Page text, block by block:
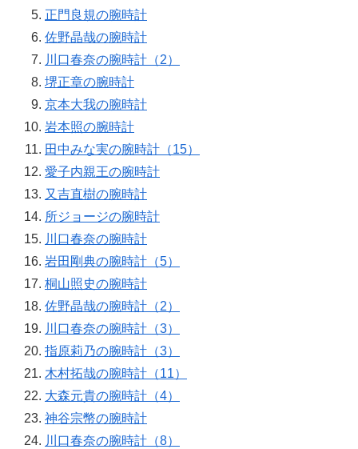
正門良規の腕時計
佐野晶哉の腕時計
川口春奈の腕時計（2）
堺正章の腕時計
京本大我の腕時計
岩本照の腕時計
田中みな実の腕時計（15）
愛子内親王の腕時計
又吉直樹の腕時計
所ジョージの腕時計
川口春奈の腕時計
岩田剛典の腕時計（5）
桐山照史の腕時計
佐野晶哉の腕時計（2）
川口春奈の腕時計（3）
指原莉乃の腕時計（3）
木村拓哉の腕時計（11）
大森元貴の腕時計（4）
神谷宗幣の腕時計
川口春奈の腕時計（8）